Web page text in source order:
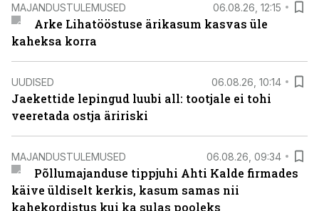
MAJANDUSTULEMUSED 06.08.26, 12:15
Arke Lihatööstuse ärikasum kasvas üle
kaheksa korra
UUDISED 06.08.26, 10:14
Jaekettide lepingud luubi all: tootjale ei tohi
veeretada ostja äririski
MAJANDUSTULEMUSED 06.08.26, 09:34
Põllumajanduse tippjuhi Ahti Kalde firmades
käive üldiselt kerkis, kasum samas nii
kahekordistus kui ka sulas pooleks